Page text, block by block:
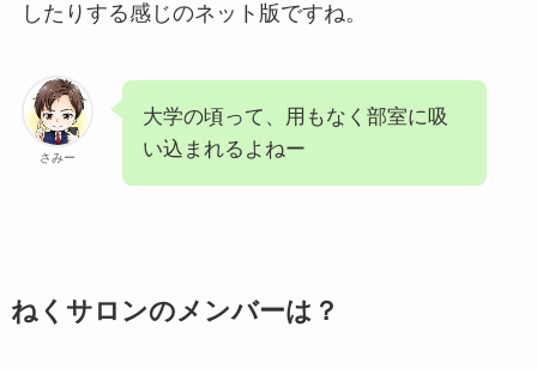
したりする感じのネット版ですね。
さみー
大学の頃って、用もなく部室に吸
い込まれるよねー
ねくサロンのメンバーは？